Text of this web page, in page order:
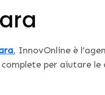
, InnovOnline è
per aiutare le